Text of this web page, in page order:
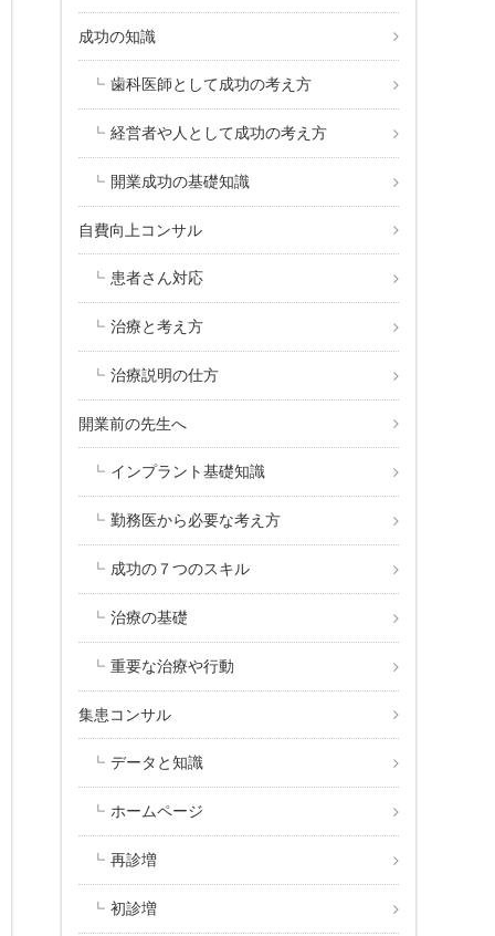
成功の知識
歯科医師として成功の考え方
経営者や人として成功の考え方
開業成功の基礎知識
自費向上コンサル
患者さん対応
治療と考え方
治療説明の仕方
開業前の先生へ
インプラント基礎知識
勤務医から必要な考え方
成功の７つのスキル
治療の基礎
重要な治療や行動
集患コンサル
データと知識
ホームページ
再診増
初診増